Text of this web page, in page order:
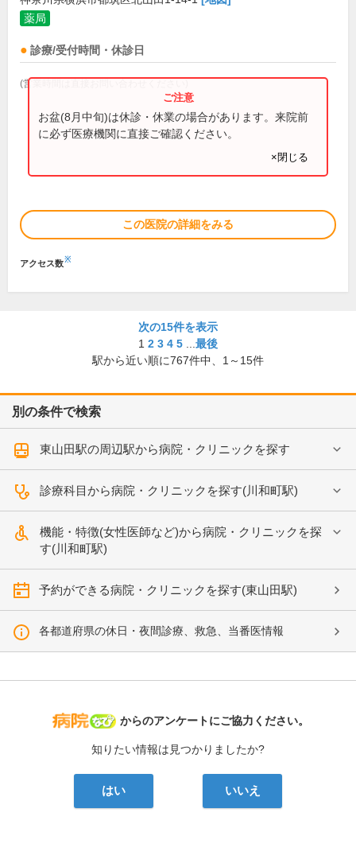
薬局
診療/受付時間・休診日
(営業時間は直接お問い合わせください)
お盆(8月中旬)は休診・休業の場合があります。来院前
に必ず医療機関に直接ご確認ください。
×閉じる
この医院の詳細をみる
アクセス数※
次の15件を表示
1 2 3 4 5
最後
駅から近い順に767件中、 1～15件
別の条件で検索
東山田駅の周辺駅から病院・クリニックを探す
診療科目から病院・クリニックを探す(川和町駅)
機能・特徴(女性医師など)から病院・クリニックを探
す(川和町駅)
予約ができる病院・クリニックを探す(東山田駅)
各都道府県の休日・夜間診療、救急、当番医情報
病院なび
からのアンケートにご協力ください。
知りたい情報は見つかりましたか?
はい いいえ